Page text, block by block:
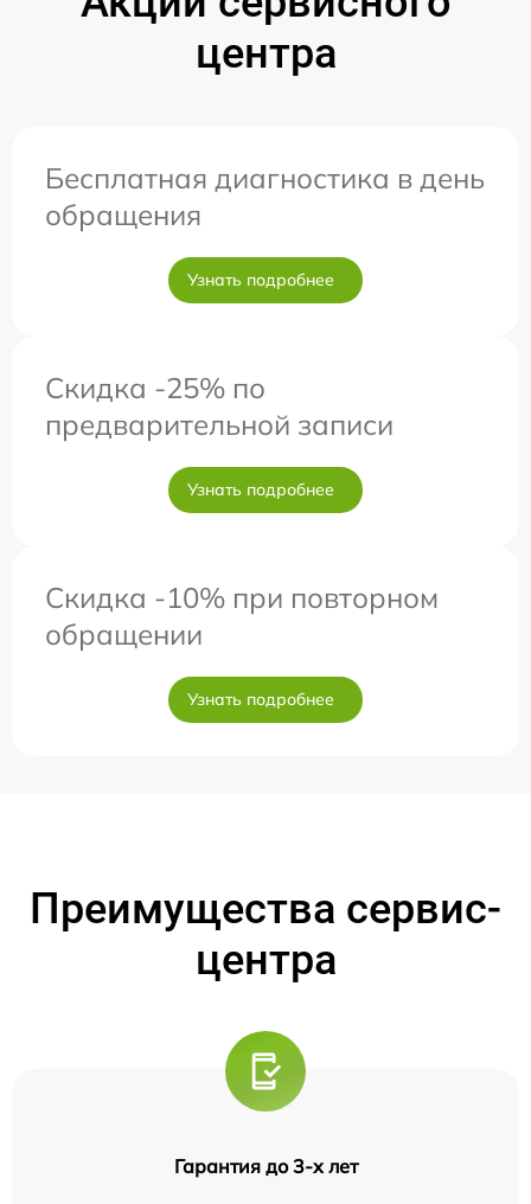
центра
Бесплатная диагностика в день
обращения
Узнать подробнее
Скидка -25% по
предварительной записи
Узнать подробнее
Скидка -10% при повторном
обращении
Узнать подробнее
Преимущества сервис-
центра
Гарантия до 3-х лет